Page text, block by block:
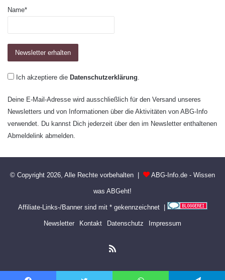
Name*
Ich akzeptiere die Datenschutzerklärung
Deine E-Mail-Adresse wird ausschließlich für den Versand unseres
Newsletters und von Informationen über die Aktivitäten von ABG-Info
verwendet. Du kannst Dich jederzeit über den im Newsletter enthaltenen
Abmeldelink abmelden.
© Copyright 2026, Alle Rechte vorbehalten | ABG-Info.de - Wissen
was ABGeht!
Affiliate-Links-/Banner sind mit * gekennzeichnet |
Newsletter Kontakt Datenschutz Impressum